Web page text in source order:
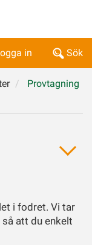
Sök
in
Provtagning
i fodret. Vi tar
att du enkelt